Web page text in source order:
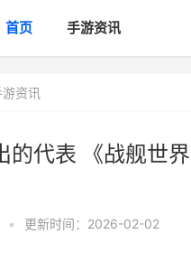
首页 手游资讯
资讯
的代表 《战舰世
• 更新时间：2026-02-02